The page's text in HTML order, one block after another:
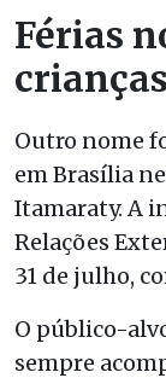
Férias
Outro nome
em Brasília
Itamaraty. A
Relações
31 de julho,
O público-
sempre